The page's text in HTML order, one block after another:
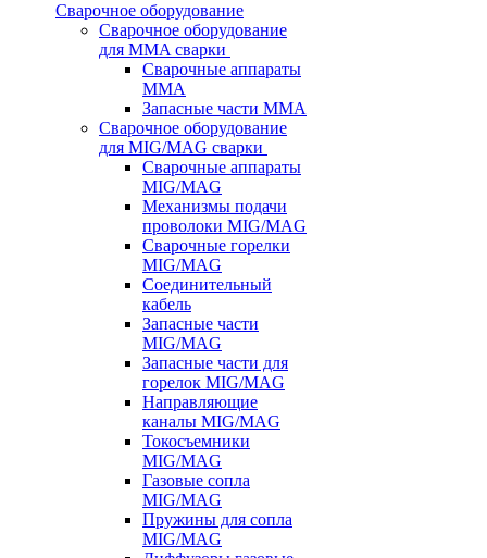
Сварочное оборудование
Сварочное оборудование
для MMA сварки
Сварочные аппараты
MMA
Запасные части MMA
Сварочное оборудование
для MIG/MAG сварки
Сварочные аппараты
MIG/MAG
Механизмы подачи
проволоки MIG/MAG
Сварочные горелки
MIG/MAG
Соединительный
кабель
Запасные части
MIG/MAG
Запасные части для
горелок MIG/MAG
Направляющие
каналы MIG/MAG
Токосъемники
MIG/MAG
Газовые сопла
MIG/MAG
Пружины для сопла
MIG/MAG